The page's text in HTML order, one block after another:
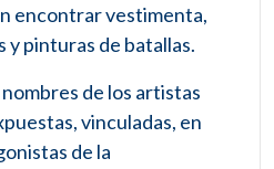
encontrar vestimenta,
pinturas de batallas.
de los artistas
vinculadas, en
de la